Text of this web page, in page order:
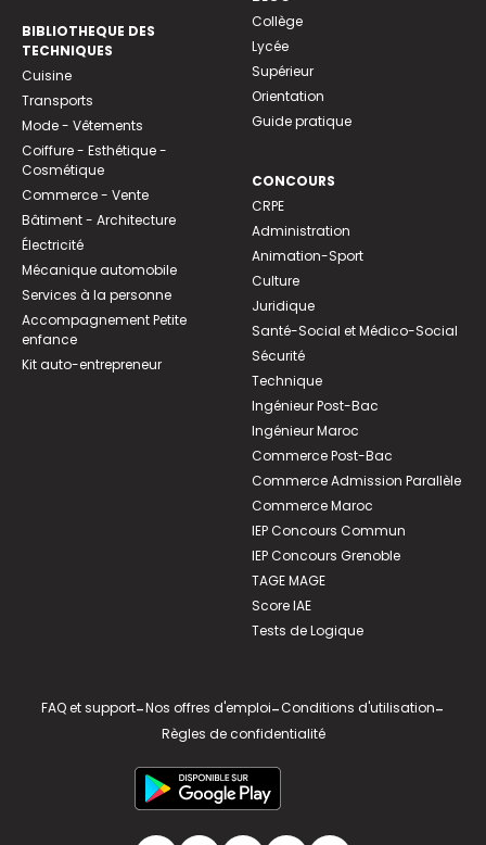
BIBLIOTHEQUE DES
TECHNIQUES
Cuisine
Transports
Mode - Vêtements
Coiffure - Esthétique -
Cosmétique
Commerce - Vente
Bâtiment - Architecture
Électricité
Mécanique automobile
Services à la personne
Accompagnement Petite
enfance
Kit auto-entrepreneur
Collège
Lycée
Supérieur
Orientation
Guide pratique
CONCOURS
CRPE
Administration
Animation-Sport
Culture
Juridique
Santé-Social et Médico-Social
Sécurité
Technique
Ingénieur Post-Bac
Ingénieur Maroc
Commerce Post-Bac
Commerce Admission Parallèle
Commerce Maroc
IEP Concours Commun
IEP Concours Grenoble
TAGE MAGE
Score IAE
Tests de Logique
FAQ et support-Nos offres d'emploi-Conditions d'utilisation-
Règles de confidentialité